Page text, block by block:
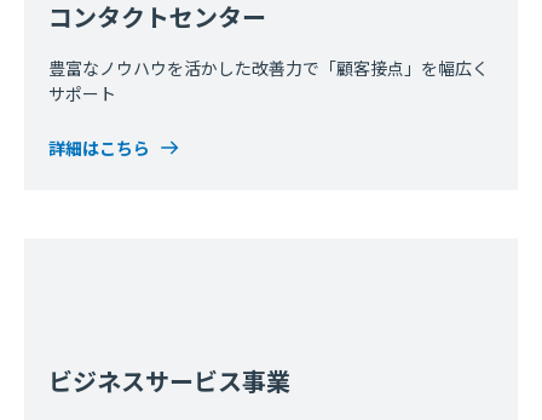
コンタクトセンター
豊富なノウハウを活かした改善力で「顧客接点」を幅広く
サポート
詳細はこちら
ビジネスサービス事業